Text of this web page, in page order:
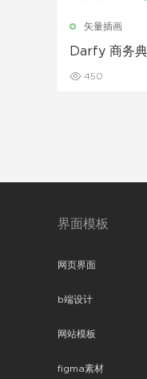
矢量插画
Darfy 商务
450
界面模板
网页界面
b端设计
网站模板
figma素材